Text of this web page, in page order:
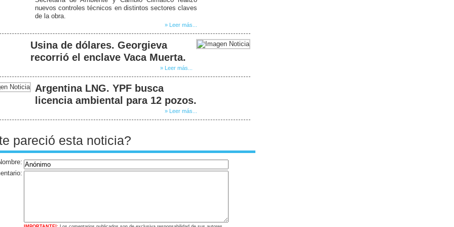
nuevos controles técnicos en distintos sectores claves
de la obra.
» Leer más...
Usina de dólares. Georgieva
recorrió el enclave Vaca Muerta.
» Leer más...
Argentina LNG. YPF busca
licencia ambiental para 12 pozos.
» Leer más...
pareció esta noticia?